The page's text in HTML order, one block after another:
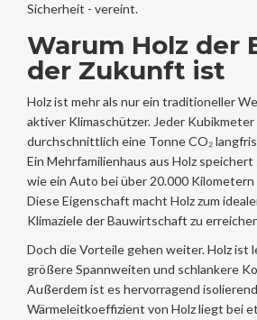
Sicherheit - vereint.
Warum Holz der
der Zukunft ist
Holz ist mehr als nur ein traditioneller
aktiver Klimaschützer. Jeder
durchschnittlich eine Tonne CO₂
Ein Mehrfamilienhaus aus Holz
wie ein Auto bei über 20.000
Diese Eigenschaft macht Holz zum
Klimaziele der Bauwirtschaft zu
Doch die Vorteile gehen weiter. Holz ist
größere Spannweiten und schlankere
Außerdem ist es hervorragend
Wärmeleitkoeffizient von Holz liegt bei